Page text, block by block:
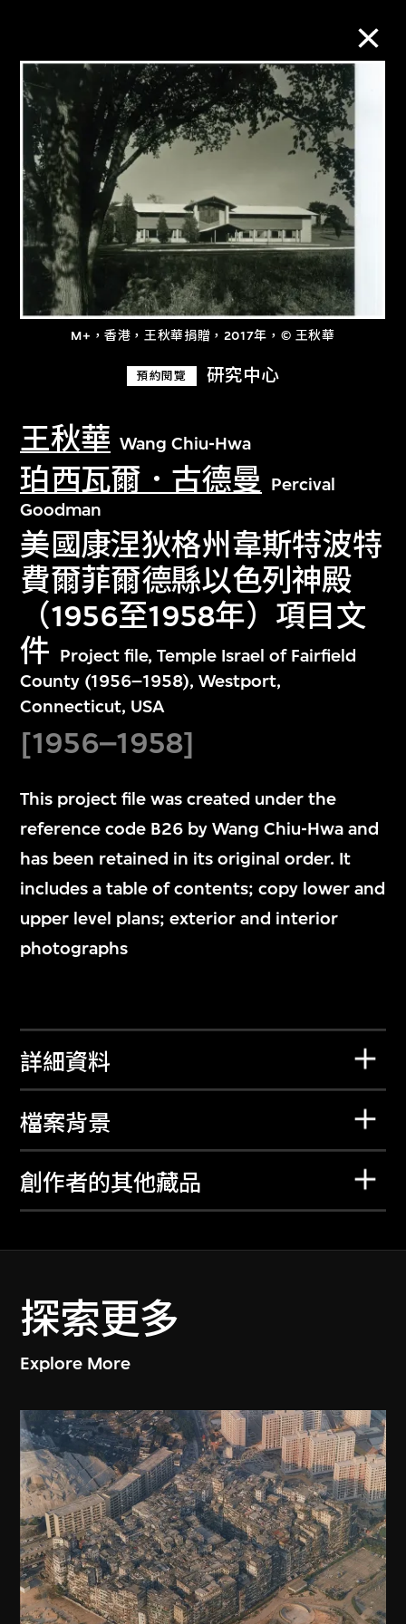
M+，香港，王秋華捐贈，2017年，© 王秋華
預約閱覽 研究中心
王秋華 Wang Chiu-Hwa
珀西瓦爾．古德曼
Percival
Goodman
美國康涅狄格州韋斯特波特
費爾菲爾德縣以色列神殿
（1956至1958年）項目文
件 Project file, Temple Israel of Fairfield
County (1956–1958), Westport,
Connecticut, USA
[1956–1958]
This project file was created under the
reference code B26 by Wang Chiu-Hwa and
has been retained in its original order. It
includes a table of contents; copy lower and
upper level plans; exterior and interior
photographs
詳細資料
檔案背景
創作者的其他藏品
探索更多
Explore More
M+藏品
進一步篩選 搜索
關於M+藏品
探索世界頂級的二十及二十一世紀視覺
文化藏品。